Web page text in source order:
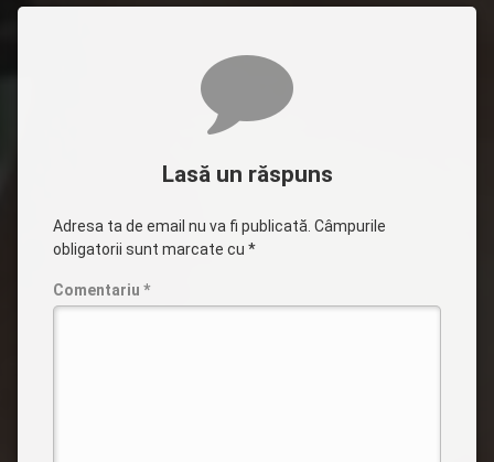
Lasă un răspuns
Adresa ta de email nu va fi publicată. Câmpurile
obligatorii sunt marcate cu *
Comentariu *